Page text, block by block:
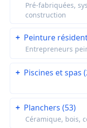
Pré-fabriquées,
construction
+ Peinture
Entrepreneurs
+ Piscines et spas
+ Planchers (53)
Céramique, bois,